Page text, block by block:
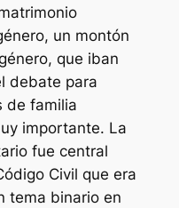
un montón
que iban
debate para
de familia
importante. La
fue central
Civil que era
tema binario en